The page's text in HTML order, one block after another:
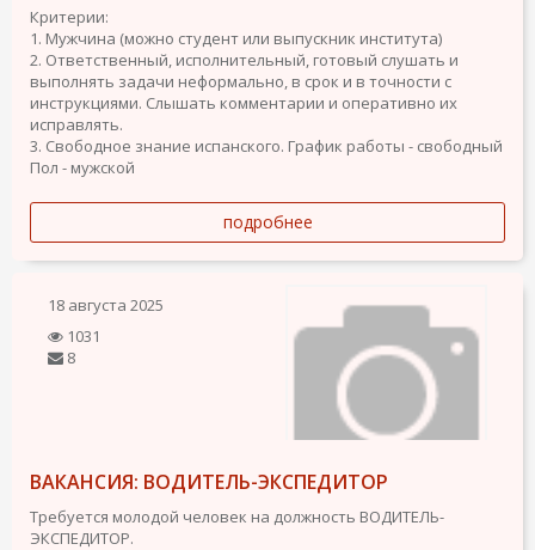
Критерии:
1. Мужчина (можно студент или выпускник института)
2. Ответственный, исполнительный, готовый слушать и
выполнять задачи неформально, в срок и в точности с
инструкциями. Слышать комментарии и оперативно их
исправлять.
3. Свободное знание испанского. График работы - свободный
Пол - мужской
подробнее
18 августа 2025
1031
8
ВАКАНСИЯ: ВОДИТЕЛЬ-ЭКСПЕДИТОР
Требуется молодой человек на должность ВОДИТЕЛЬ-
ЭКСПЕДИТОР.